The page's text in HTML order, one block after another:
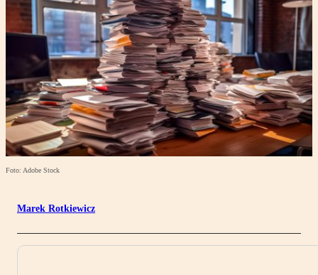
Foto: Adobe Stock
Marek Rotkiewicz